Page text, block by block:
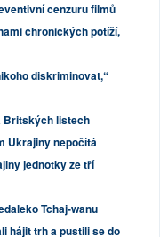
cenzuru filmů
chronických potíží,
diskriminovat,“
Britských listech
Ukrajiny nepočítá
jednotky ze tří
Tchaj-wanu
hájit trh a pustili se do